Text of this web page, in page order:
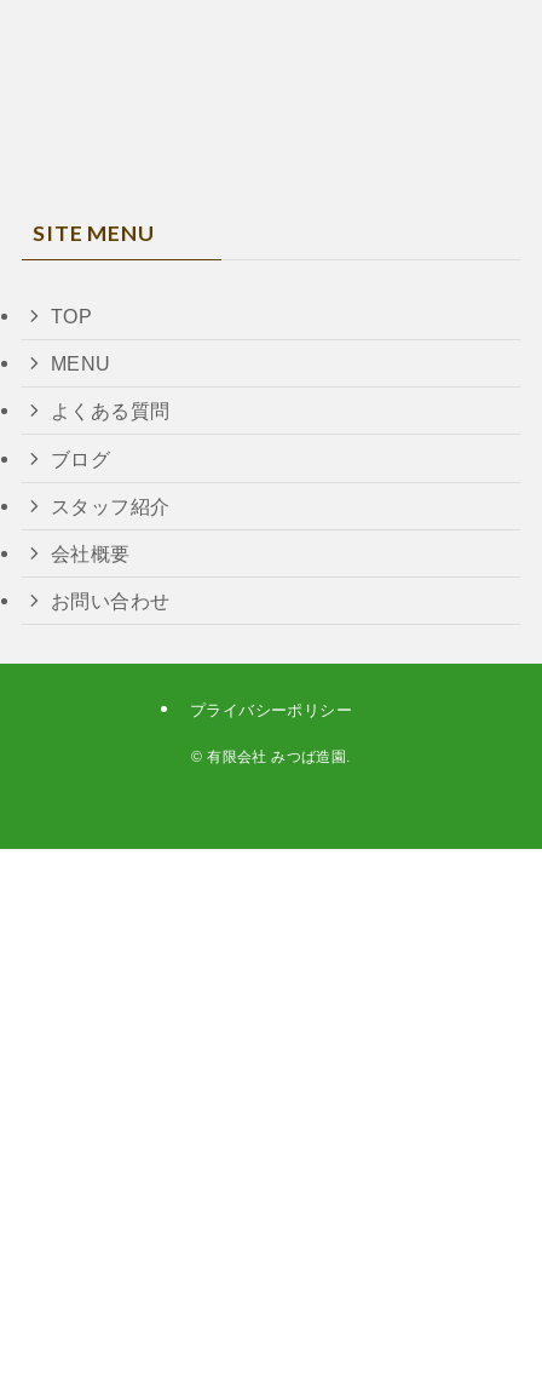
SITE MENU
TOP
MENU
よくある質問
ブログ
スタッフ紹介
会社概要
お問い合わせ
プライバシーポリシー
© 有限会社 みつば造園.